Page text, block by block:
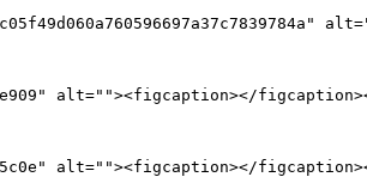
alt=""><figcaption></
alt=""><figcaption></